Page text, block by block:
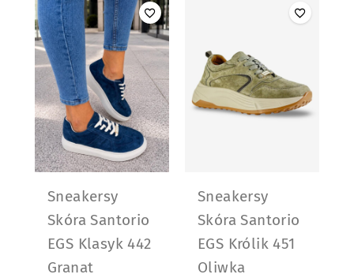
Sneakersy
Skóra Santorio
EGS Klasyk 442
Granat
Sneakersy
Skóra Santorio
EGS Królik 451
Oliwka